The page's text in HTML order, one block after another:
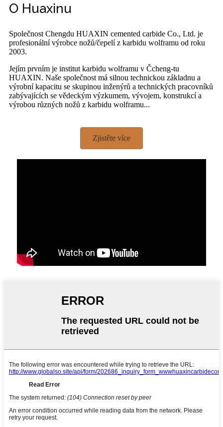
O Huaxinu
Společnost Chengdu HUAXIN cemented carbide Co., Ltd. je
profesionální výrobce nožů/čepelí z karbidu wolframu od roku
2003.
Jejím prvním je institut karbidu wolframu v Čcheng-tu
HUAXIN. Naše společnost má silnou technickou základnu a
výrobní kapacitu se skupinou inženýrů a technických pracovníků
zabývajících se vědeckým výzkumem, vývojem, konstrukcí a
výrobou různých nožů z karbidu wolframu...
Zjistěte více